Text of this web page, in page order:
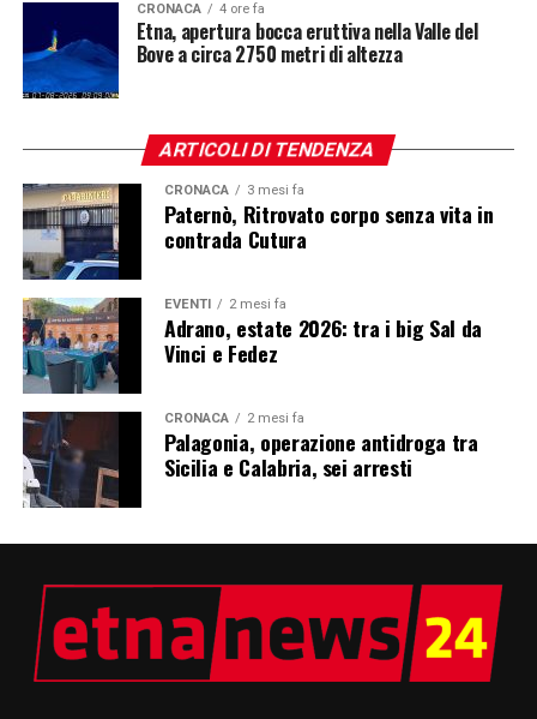
CRONACA 4 ore fa
Etna, apertura bocca eruttiva nella Valle del
Bove a circa 2750 metri di altezza
ARTICOLI DI TENDENZA
CRONACA 3 mesi fa
Paternò, Ritrovato corpo senza vita in
contrada Cutura
EVENTI 2 mesi fa
Adrano, estate 2026: tra i big Sal da
Vinci e Fedez
CRONACA 2 mesi fa
Palagonia, operazione antidroga tra
Sicilia e Calabria, sei arresti